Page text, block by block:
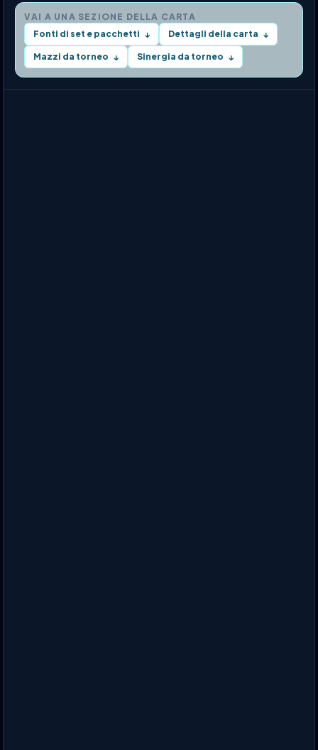
VAI A UNA SEZIONE DELLA CARTA
Fonti di set e pacchetti ↓ Dettagli della carta ↓
Mazzi da torneo ↓ Sinergia da torneo ↓